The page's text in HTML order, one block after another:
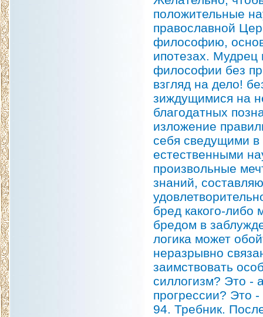
положительные
православной
философию,
ипотезах. Мудрец
философии без
взгляд на дело!
зиждущимися на
благодатных
изложение
себя сведущими
естественными
произвольные
знаний,
бред какого-либо
бредом в
логика может
неразрывно
заимствовать
силлогизм? Это -
прогрессии? Это
94. Требник.